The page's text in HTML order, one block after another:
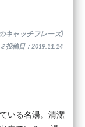
キャッチフレーズ)
投稿日：2019.11.14
いる名湯。清潔